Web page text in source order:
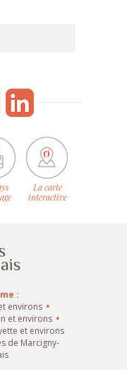
La carte
interactive
:
environs
et environs
et environs
de Marcigny-